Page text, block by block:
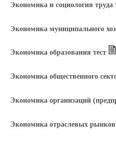
Экономика и социология труда
Экономика муниципального
Экономика образования тест
Экономика общественного
Экономика организаций
Экономика отраслевых рынков